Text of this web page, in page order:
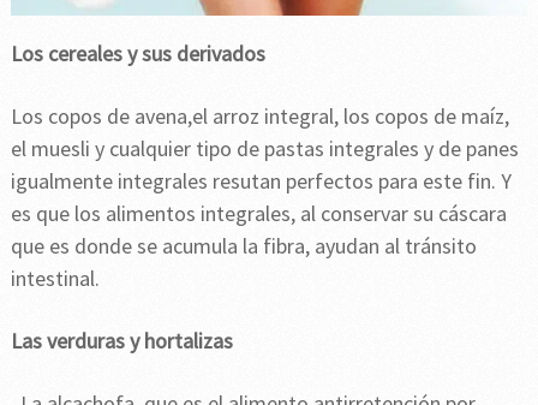
Los cereales y sus derivados
Los copos de avena,el arroz integral, los copos de maíz,
el muesli y cualquier tipo de pastas integrales y de panes
igualmente integrales resutan perfectos para este fin. Y
es que los alimentos integrales, al conservar su cáscara
que es donde se acumula la fibra, ayudan al tránsito
intestinal.
Las verduras y hortalizas